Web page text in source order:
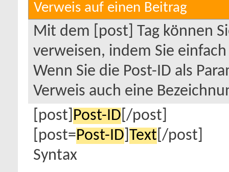
Verweis auf einen Beitrag
Mit dem [post] Tag können
verweisen, indem Sie
Wenn Sie die Post-ID als
Verweis auch eine
[post] Post-ID [/post]
[post=Post-ID Text [/post]
Syntax